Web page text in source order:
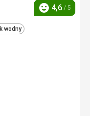
Ocena
4,6 / 5
wodny